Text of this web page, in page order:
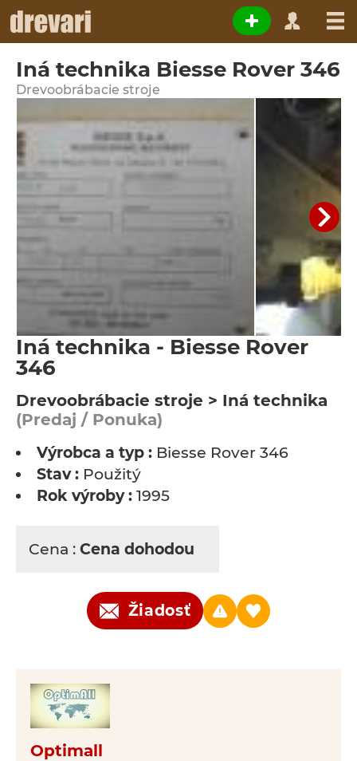
Iná technika Biesse Rover 346
Drevoobrábacie stroje
Iná technika - Biesse Rover
346
Drevoobrábacie stroje > Iná technika
(Predaj / Ponuka)
Výrobca a typ : Biesse Rover 346
Stav : Použitý
Rok výroby : 1995
Cena : Cena dohodou
Žiadosť
Optimall